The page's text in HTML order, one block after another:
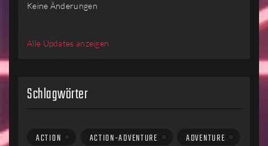
Keine Änderungen
Alle Updates anzeigen
Schlagwörter
ACTION ACTION-ADVENTURE
ADVENTURE